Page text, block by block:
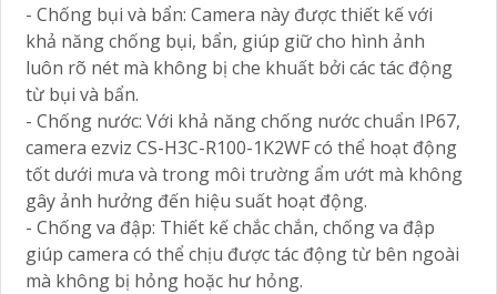
- Chống bụi và bẩn: Camera này được thiết kế với
khả năng chống bụi, bẩn, giúp giữ cho hình ảnh
luôn rõ nét mà không bị che khuất bởi các tác động
từ bụi và bẩn.
- Chống nước: Với khả năng chống nước chuẩn IP67,
camera ezviz CS-H3C-R100-1K2WF có thể hoạt động
tốt dưới mưa và trong môi trường ẩm ướt mà không
gây ảnh hưởng đến hiệu suất hoạt động.
- Chống va đập: Thiết kế chắc chắn, chống va đập
giúp camera có thể chịu được tác động từ bên ngoài
mà không bị hỏng hoặc hư hỏng.